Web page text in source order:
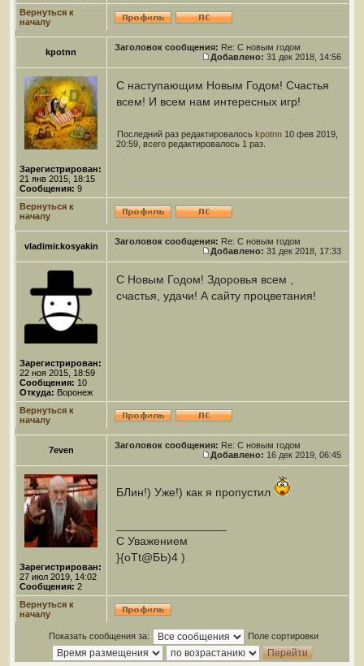
Вернуться к
началу
kpotnn Заголовок сообщения: Re: С новым годом
Добавлено: 31 дек 2018, 14:56
Зарегистрирован:
21 янв 2015, 18:15
Сообщения: 9
С наступающим Новым Годом! Счастья
всем! И всем нам интересных игр!
Последний раз редактировалось kpotnn 10 фев 2019,
20:59, всего редактировалось 1 раз.
Вернуться к
началу
vladimir.kosyakin Заголовок сообщения: Re: С новым годом
Добавлено: 31 дек 2018, 17:33
Зарегистрирован:
22 ноя 2015, 18:59
Сообщения: 10
Откуда: Воронеж
С Новым Годом! Здоровья всем ,
счастья, удачи! А сайту процветания!
Вернуться к
началу
7even Заголовок сообщения: Re: С новым годом
Добавлено: 16 дек 2019, 06:45
Зарегистрирован:
27 июл 2019, 14:02
Сообщения: 2
БЛин!) Уже!) как я пропустил
С Уважением
}{oTt@БЬ)4 )
Вернуться к
началу
Показать сообщения за: Поле сортировки